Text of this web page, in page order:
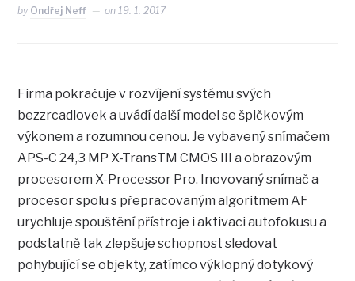
by Ondřej Neff on19. 1. 2017
Firma pokračuje v rozvíjení systému svých
bezzrcadlovek a uvádí další model se špičkovým
výkonem a rozumnou cenou. Je vybavený snímačem
APS-C 24,3 MP X-TransTM CMOS III a obrazovým
procesorem X-Processor Pro. Inovovaný snímač a
procesor spolu s přepracovaným algoritmem AF
urychluje spouštění přístroje i aktivaci autofokusu a
podstatně tak zlepšuje schopnost sledovat
pohybující se objekty, zatímco výklopný dotykový